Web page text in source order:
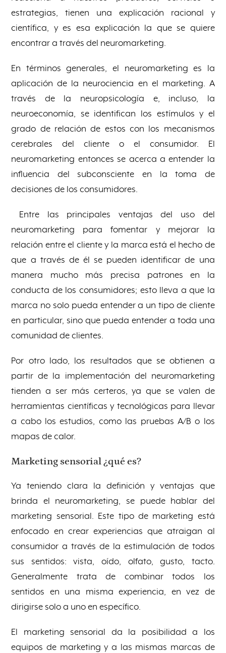
estrategias, tienen una explicación racional y
científica, y es esa explicación la que se quiere
encontrar a través del neuromarketing.
En términos generales, el neuromarketing es la
aplicación de la neurociencia en el marketing. A
través de la neuropsicología e, incluso, la
neuroeconomía, se identifican los estímulos y el
grado de relación de estos con los mecanismos
cerebrales del cliente o el consumidor. El
neuromarketing entonces se acerca a entender la
influencia del subconsciente en la toma de
decisiones de los consumidores.
Entre las principales ventajas del uso del
neuromarketing para fomentar y mejorar la
relación entre el cliente y la marca está el hecho de
que a través de él se pueden identificar de una
manera mucho más precisa patrones en la
conducta de los consumidores; esto lleva a que la
marca no solo pueda entender a un tipo de cliente
en particular, sino que pueda entender a toda una
comunidad de clientes.
Por otro lado, los resultados que se obtienen a
partir de la implementación del neuromarketing
tienden a ser más certeros, ya que se valen de
herramientas científicas y tecnológicas para llevar
a cabo los estudios, como las pruebas A/B o los
mapas de calor.
Marketing sensorial ¿qué es?
Ya teniendo clara la definición y ventajas que
brinda el neuromarketing, se puede hablar del
marketing sensorial. Este tipo de marketing está
enfocado en crear experiencias que atraigan al
consumidor a través de la estimulación de todos
sus sentidos: vista, oído, olfato, gusto, tacto.
Generalmente trata de combinar todos los
sentidos en una misma experiencia, en vez de
dirigirse solo a uno en específico.
El marketing sensorial da la posibilidad a los
equipos de marketing y a las mismas marcas de